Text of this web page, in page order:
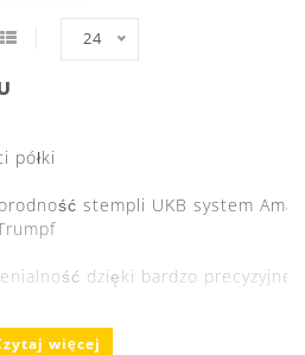
24
półki
stempli UKB system
dzięki bardzo
więcej